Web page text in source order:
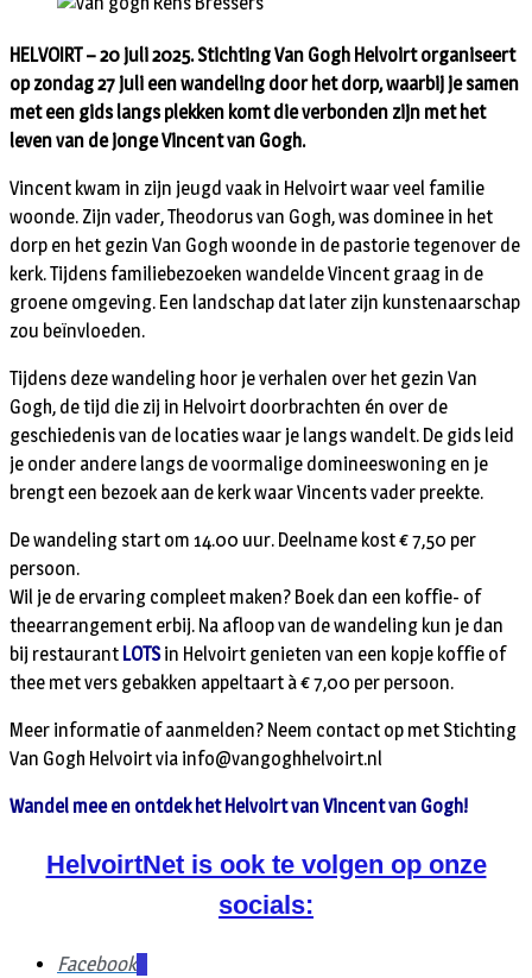
HELVOIRT – 20 juli 2025. Stichting Van Gogh Helvoirt organiseert
op zondag 27 juli een wandeling door het dorp, waarbij je samen
met een gids langs plekken komt die verbonden zijn met het
leven van de jonge Vincent van Gogh.
Vincent kwam in zijn jeugd vaak in Helvoirt waar veel familie
woonde. Zijn vader, Theodorus van Gogh, was dominee in het
dorp en het gezin Van Gogh woonde in de pastorie tegenover de
kerk. Tijdens familiebezoeken wandelde Vincent graag in de
groene omgeving. Een landschap dat later zijn kunstenaarschap
zou beïnvloeden.
Tijdens deze wandeling hoor je verhalen over het gezin Van
Gogh, de tijd die zij in Helvoirt doorbrachten én over de
geschiedenis van de locaties waar je langs wandelt. De gids leid
je onder andere langs de voormalige domineeswoning en je
brengt een bezoek aan de kerk waar Vincents vader preekte.
De wandeling start om 14.00 uur. Deelname kost € 7,50 per
persoon.
Wil je de ervaring compleet maken? Boek dan een koffie- of
theearrangement erbij. Na afloop van de wandeling kun je dan
bij restaurant LOTS in Helvoirt genieten van een kopje koffie of
thee met vers gebakken appeltaart à € 7,00 per persoon.
Meer informatie of aanmelden? Neem contact op met Stichting
Van Gogh Helvoirt via info@vangoghhelvoirt.nl
Wandel mee en ontdek het Helvoirt van Vincent van Gogh!
HelvoirtNet is ook te volgen op onze
socials:
Facebook